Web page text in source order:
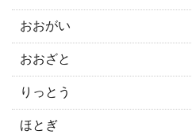
おおがい
おおざと
りっとう
ほとぎ